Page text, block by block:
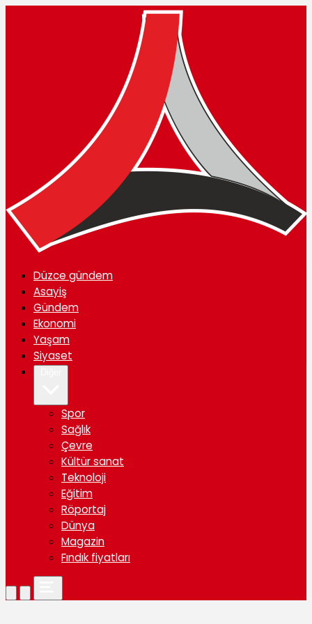
Düzce gündem
Asayiş
Gündem
Ekonomi
Yaşam
Siyaset
Spor
Sağlık
Çevre
Kültür sanat
Teknoloji
Eğitim
Röportaj
Dünya
Magazin
Fındık fiyatları